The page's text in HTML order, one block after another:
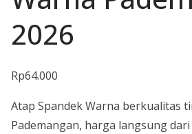
2026
Rp64.000
Atap Spandek Warna berkualitas
Pademangan, harga langsung